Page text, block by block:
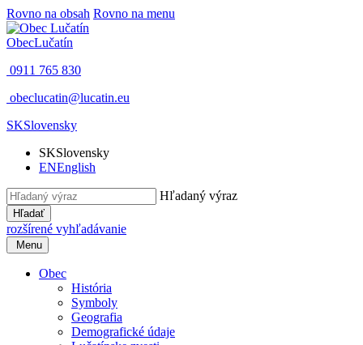
Rovno na obsah Rovno na menu
ObecLučatín
0911 765 830
obeclucatin@lucatin.eu
SKSlovensky
SKSlovensky
ENEnglish
Hľadaný výraz
Hľadať
rozšírené vyhľadávanie
Menu
Obec
História
Symboly
Geografia
Demografické údaje